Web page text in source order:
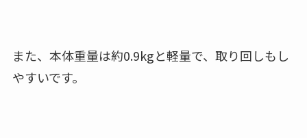
また、本体重量は約0.9kgと軽量で、取り回しもし
やすいです。